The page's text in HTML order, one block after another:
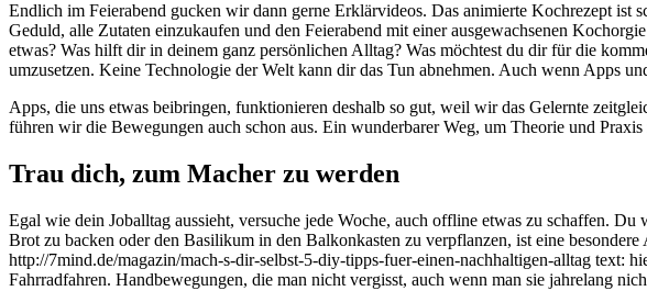
Endlich im Feierabend gucken wir dann gerne Erklärvideos. Das animierte Kochrezept ist
Geduld, alle Zutaten einzukaufen und den Feierabend mit einer ausgewachsenen
etwas? Was hilft dir in deinem ganz persönlichen Alltag? Was möchtest du dir für die
umzusetzen. Keine Technologie der Welt kann dir das Tun abnehmen. Auch wenn Apps
Apps, die uns etwas beibringen, funktionieren deshalb so gut, weil wir das Gelernte
führen wir die Bewegungen auch schon aus. Ein wunderbarer Weg, um Theorie und Praxis
Trau dich, zum Macher zu werden
Egal wie dein Joballtag aussieht, versuche jede Woche, auch offline etwas zu schaffen.
Brot zu backen oder den Basilikum in den Balkonkasten zu verpflanzen, ist eine
http://7mind.de/magazin/mach-s-dir-selbst-5-diy-tipps-fuer-einen-nachhaltigen-alltag text:
Fahrradfahren. Handbewegungen, die man nicht vergisst, auch wenn man sie jahrelang